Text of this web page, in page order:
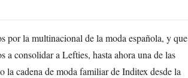
por la multinacional de la moda española, y que
a consolidar a Lefties, hasta ahora una de las
la cadena de moda familiar de Inditex desde la